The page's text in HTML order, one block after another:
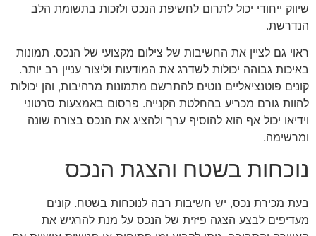
שיווק ייחודי יכול לתרום לחשיפת הנכס ולזכות בתשומת הלב
הנדרשת.
ראוי גם לציין את החשיבות של צילום מקצועי של הנכס. תמונות
באיכות גבוהה יכולות לשדרג את המודעות וליצור עניין רב יותר.
קונים פוטנציאליים נוטים להתרשם מתמונות מרהיבות, והן יכולות
להוות גורם מכריע בהחלטת הקנייה. פרסום באמצעות סרטוני
וידיאו יכול אף הוא להוסיף ערך ולהציג את הנכס בצורה שונה
ומרשימה.
נוכחות בשטח והצגת הנכס
בעת מכירת נכס, יש חשיבות רבה לנוכחות בשטח. קונים
מעדיפים לבצע הצגה פיזית של הנכס על מנת להרגיש את